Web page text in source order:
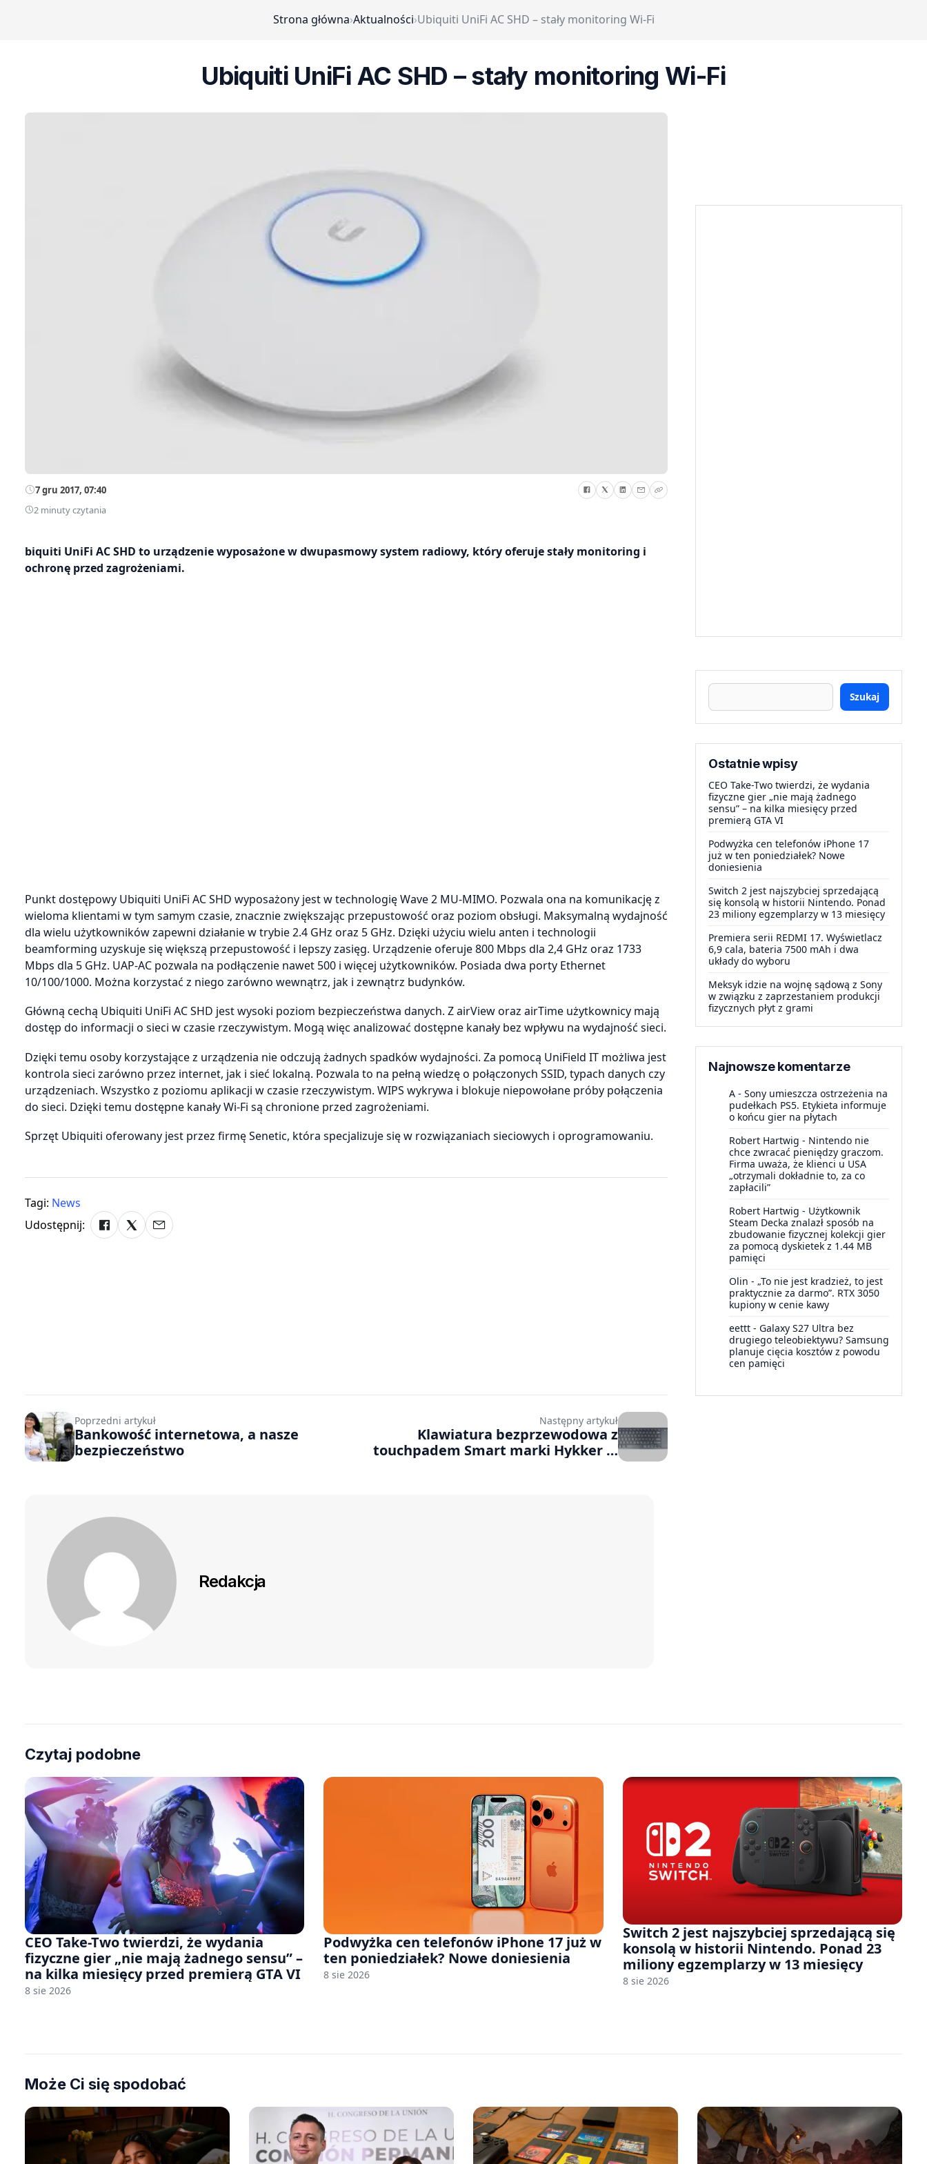
Strona główna›Aktualności›Ubiquiti UniFi AC SHD – stały monitoring Wi-Fi
Ubiquiti UniFi AC SHD – stały monitoring Wi-Fi
7 gru 2017, 07:40
2 minuty czytania
biquiti UniFi AC SHD to urządzenie wyposażone w dwupasmowy system radiowy, który oferuje stały monitoring i
ochronę przed zagrożeniami.
Punkt dostępowy Ubiquiti UniFi AC SHD wyposażony jest w technologię Wave 2 MU-MIMO. Pozwala ona na komunikację z
wieloma klientami w tym samym czasie, znacznie zwiększając przepustowość oraz poziom obsługi. Maksymalną wydajność
dla wielu użytkowników zapewni działanie w trybie 2.4 GHz oraz 5 GHz. Dzięki użyciu wielu anten i technologii
beamforming uzyskuje się większą przepustowość i lepszy zasięg. Urządzenie oferuje 800 Mbps dla 2,4 GHz oraz 1733
Mbps dla 5 GHz. UAP-AC pozwala na podłączenie nawet 500 i więcej użytkowników. Posiada dwa porty Ethernet
10/100/1000. Można korzystać z niego zarówno wewnątrz, jak i zewnątrz budynków.
Główną cechą Ubiquiti UniFi AC SHD jest wysoki poziom bezpieczeństwa danych. Z airView oraz airTime użytkownicy mają
dostęp do informacji o sieci w czasie rzeczywistym. Mogą więc analizować dostępne kanały bez wpływu na wydajność sieci.
Dzięki temu osoby korzystające z urządzenia nie odczują żadnych spadków wydajności. Za pomocą UniField IT możliwa jest
kontrola sieci zarówno przez internet, jak i sieć lokalną. Pozwala to na pełną wiedzę o połączonych SSID, typach danych czy
urządzeniach. Wszystko z poziomu aplikacji w czasie rzeczywistym. WIPS wykrywa i blokuje niepowołane próby połączenia
do sieci. Dzięki temu dostępne kanały Wi-Fi są chronione przed zagrożeniami.
Sprzęt Ubiquiti oferowany jest przez firmę Senetic, która specjalizuje się w rozwiązaniach sieciowych i oprogramowaniu.
Tagi: News
Udostępnij:
Szukaj
Ostatnie wpisy
CEO Take-Two twierdzi, że wydania
fizyczne gier „nie mają żadnego
sensu” – na kilka miesięcy przed
premierą GTA VI
Podwyżka cen telefonów iPhone 17
już w ten poniedziałek? Nowe
doniesienia
Switch 2 jest najszybciej sprzedającą
się konsolą w historii Nintendo. Ponad
23 miliony egzemplarzy w 13 miesięcy
Premiera serii REDMI 17. Wyświetlacz
6,9 cala, bateria 7500 mAh i dwa
układy do wyboru
Meksyk idzie na wojnę sądową z Sony
w związku z zaprzestaniem produkcji
fizycznych płyt z grami
Najnowsze komentarze
A - Sony umieszcza ostrzeżenia na
pudełkach PS5. Etykieta informuje
o końcu gier na płytach
Robert Hartwig - Nintendo nie
chce zwracać pieniędzy graczom.
Firma uważa, że klienci u USA
„otrzymali dokładnie to, za co
zapłacili”
Robert Hartwig - Użytkownik
Steam Decka znalazł sposób na
zbudowanie fizycznej kolekcji gier
za pomocą dyskietek z 1.44 MB
pamięci
Olin - „To nie jest kradzież, to jest
praktycznie za darmo”. RTX 3050
kupiony w cenie kawy
eettt - Galaxy S27 Ultra bez
drugiego teleobiektywu? Samsung
planuje cięcia kosztów z powodu
cen pamięci
Poprzedni artykuł
Bankowość internetowa, a nasze
bezpieczeństwo
Następny artykuł
Klawiatura bezprzewodowa z
touchpadem Smart marki Hykker w
Redakcja
Czytaj podobne
CEO Take-Two twierdzi, że wydania
fizyczne gier „nie mają żadnego sensu” –
na kilka miesięcy przed premierą GTA VI
8 sie 2026
Podwyżka cen telefonów iPhone 17 już w
ten poniedziałek? Nowe doniesienia
8 sie 2026
Switch 2 jest najszybciej sprzedającą się
konsolą w historii Nintendo. Ponad 23
miliony egzemplarzy w 13 miesięcy
8 sie 2026
Może Ci się spodobać